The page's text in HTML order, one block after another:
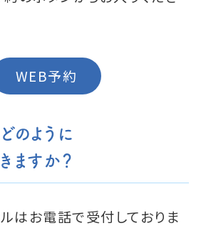
WEB予約
のように
ますか？
はお電話で受付しておりま